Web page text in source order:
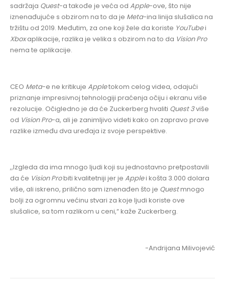
sadržaja Quest-a takođe je veća od Apple-ove, što nije
iznenađujuće s obzirom na to da je Meta-ina linija slušalica na
tržištu od 2019. Međutim, za one koji žele da koriste YouTubei
Xboxaplikacije, razlika je velika s obzirom na to da Vision Pro
nema te aplikacije.
CEO Meta-e ne kritikuje Appletokom celog videa, odajući
priznanje impresivnoj tehnologiji praćenja očiju i ekranu više
rezolucije. Očigledno je da će Zuckerberg hvaliti Quest 3više
od Vision Pro-a, ali je zanimljivo videti kako on zapravo prave
razlike između dva uređaja iz svoje perspektive.
,,Izgleda da ima mnogo ljudi koji su jednostavno pretpostavili
da će Vision Probiti kvalitetniji jer je Applei košta 3.000 dolara
više, ali iskreno, prilično sam iznenađen što je Questmnogo
bolji za ogromnu većinu stvari za koje ljudi koriste ove
slušalice, sa tom razlikom u ceni,“ kaže Zuckerberg.
-Andrijana Milivojević